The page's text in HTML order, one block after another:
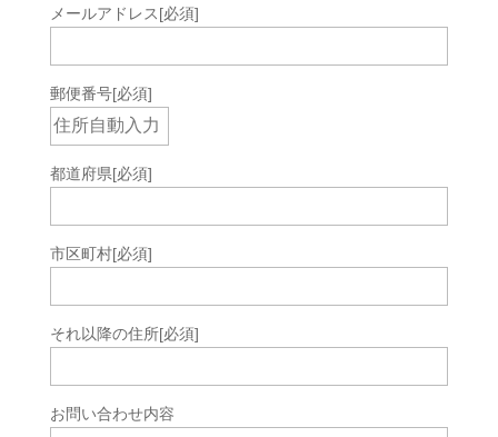
メールアドレス[必須]
郵便番号[必須]
都道府県[必須]
市区町村[必須]
それ以降の住所[必須]
お問い合わせ内容